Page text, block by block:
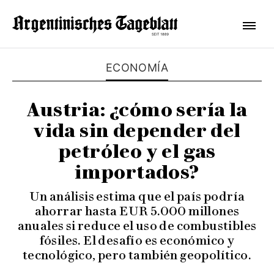
ECONOMÍA
Austria: ¿cómo sería la
vida sin depender del
petróleo y el gas
importados?
Un análisis estima que el país podría
ahorrar hasta EUR 5.000 millones
anuales si reduce el uso de combustibles
fósiles. El desafío es económico y
tecnológico, pero también geopolítico.